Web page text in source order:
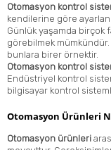
Otomasyon kontrol
kendilerine göre
Günlük yaşamda birçok
görebilmek mümkündür.
bunlara birer örnektir.
Otomasyon kontrol
Endüstriyel kontrol
bilgisayar kontrol
Otomasyon Ürünleri
Otomasyon ürünleri